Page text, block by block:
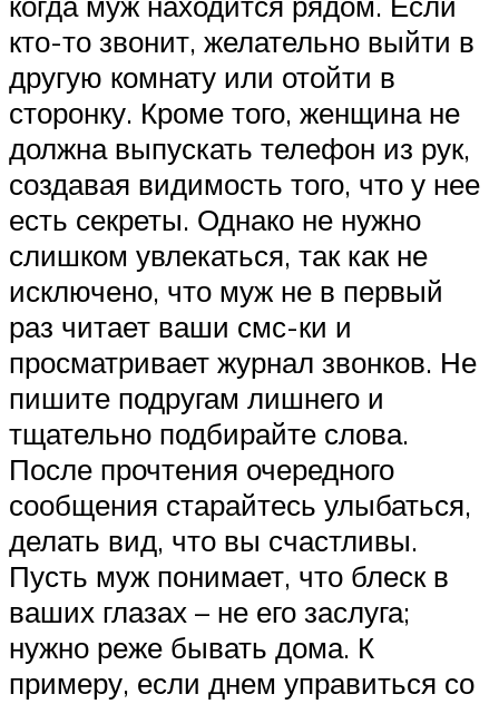
кто-то звонит, желательно выйти в
другую комнату или отойти в
сторонку. Кроме того, женщина не
должна выпускать телефон из рук,
создавая видимость того, что у нее
есть секреты. Однако не нужно
слишком увлекаться, так как не
исключено, что муж не в первый
раз читает ваши смс-ки и
просматривает журнал звонков. Не
пишите подругам лишнего и
тщательно подбирайте слова.
После прочтения очередного
сообщения старайтесь улыбаться,
делать вид, что вы счастливы.
Пусть муж понимает, что блеск в
ваших глазах – не его заслуга;
нужно реже бывать дома. К
примеру, если днем управиться со